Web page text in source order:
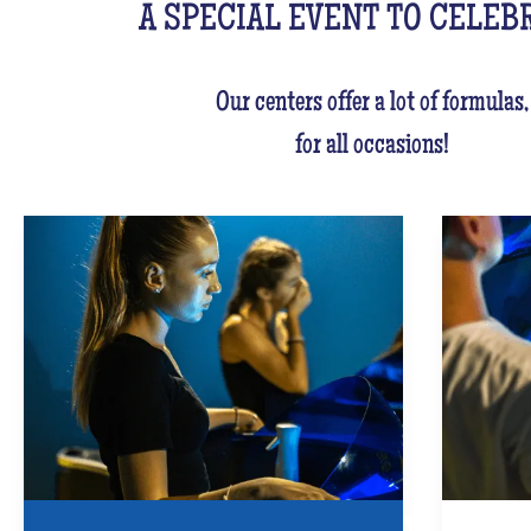
A SPECIAL EVENT TO
Our centers offer a lot of formulas,
for all occasions!